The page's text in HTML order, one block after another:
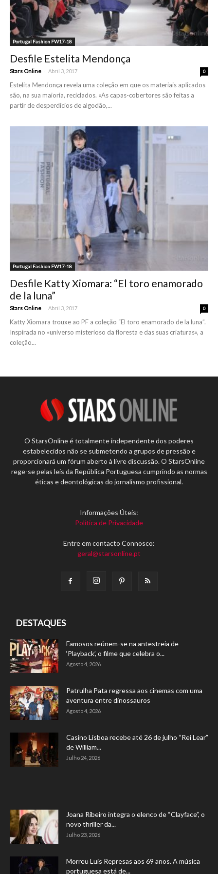
Portugal Fashion FW17-18
Desfile Estelita Mendonça
Stars Online - Abril 3, 2017 0
Estelita Mendonça revela uma coleção em que os materiais aplicados
são, na sua maioria, reciclados. «As capas-cobertores são feitas a
partir de desperdícios de algodão,...
Portugal Fashion FW17-18
Desfile Katty Xiomara: “El toro enamorado
de la luna”
Stars Online - Abril 3, 2017 0
Katty Xiomara trouxe ao PF a coleção “El toro enamorado de la luna”.
Inspirada no «universo misterioso da floresta e das suas criaturas», a
coleção...
O StarsOnline é totalmente independente dos poderes
estabelecidos não se submetendo a grupos de pressão e
proporcionará um fórum aberto à livre discussão. O StarsOnline
rege-se pelas leis da República Portuguesa cumprindo as normas
éticas e deontológicas do jornalismo profissional.
Informações Úteis:
Política de Privacidade
Entre em contacto Connosco:
geral@starsonline.pt
DESTAQUES
Famosos reúnem-se na antestreia de
‘Playback’, o filme que celebra o...
Agosto 4, 2026
Patrulha Pata regressa aos cinemas com uma
aventura entre dinossauros
Agosto 4, 2026
Casino Lisboa recebe até 26 de julho “Rei Lear”
de William...
Julho 24, 2026
Joana Ribeiro integra o elenco de “Clayface”, o
novo thriller da...
Julho 23, 2026
Morreu Luís Represas aos 69 anos. A música
portuguesa está de...